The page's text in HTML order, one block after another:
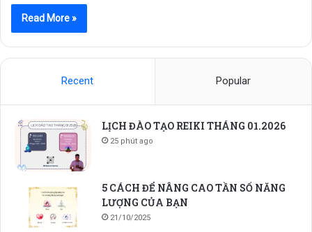
Read More »
Recent Popular
LỊCH ĐÀO TẠO REIKI THÁNG 01.2026
25 phút ago
5 CÁCH ĐỂ NÂNG CAO TẦN SỐ NĂNG
LƯỢNG CỦA BẠN
21/10/2025